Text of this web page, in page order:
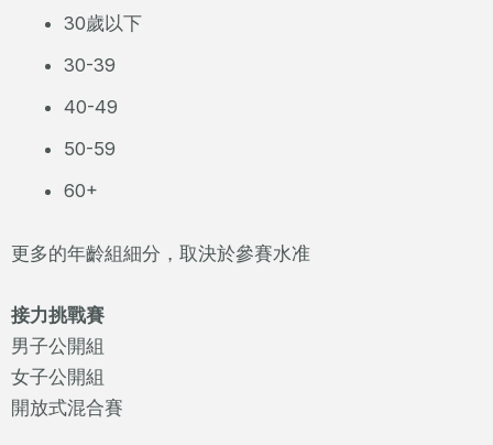
30歲以下
30-39
40-49
50-59
60+
更多的年齡組細分，取決於參賽水准
接力挑戰賽
男子公開組
女子公開組
開放式混合賽